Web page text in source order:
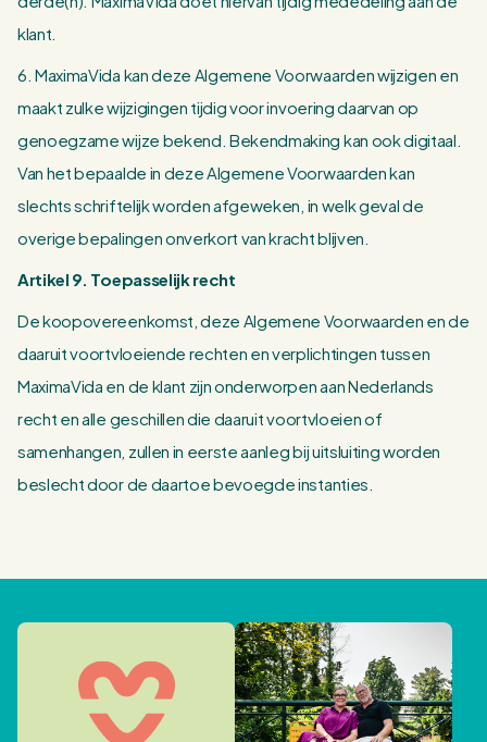
klant.
6. MaximaVida kan deze Algemene Voorwaarden wijzigen en
maakt zulke wijzigingen tijdig voor invoering daarvan op
genoegzame wijze bekend. Bekendmaking kan ook digitaal.
Van het bepaalde in deze Algemene Voorwaarden kan
slechts schriftelijk worden afgeweken, in welk geval de
overige bepalingen onverkort van kracht blijven.
Artikel 9. Toepasselijk recht
De koopovereenkomst, deze Algemene Voorwaarden en de
daaruit voortvloeiende rechten en verplichtingen tussen
MaximaVida en de klant zijn onderworpen aan Nederlands
recht en alle geschillen die daaruit voortvloeien of
samenhangen, zullen in eerste aanleg bij uitsluiting worden
beslecht door de daartoe bevoegde instanties.